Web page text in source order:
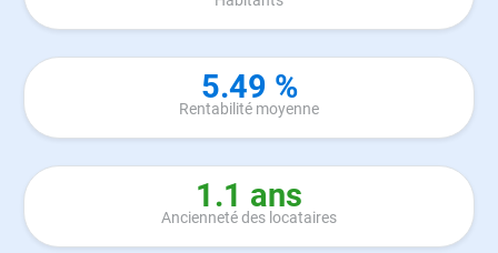
5.49 %
Rentabilité moyenne
1.1 ans
Ancienneté des locataires